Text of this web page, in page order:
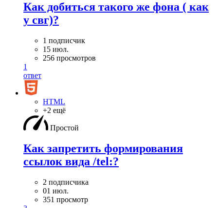
Как добиться такого же фона ( как
у свг)?
1 подписчик
15 июл.
256 просмотров
1
ответ
HTML
+2 ещё
Простой
Как запретить формирования
ссылок вида /tel:?
2 подписчика
01 июл.
351 просмотр